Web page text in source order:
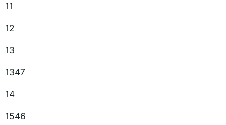
11
12
13
1347
14
1546